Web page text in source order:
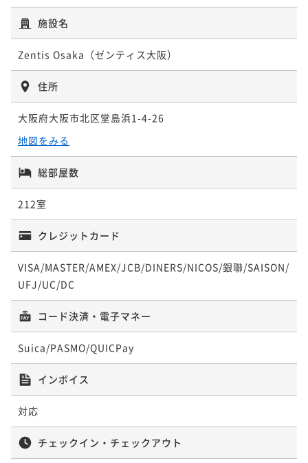
施設名
Zentis Osaka（ゼンティス大阪）
住所
大阪府大阪市北区堂島浜1-4-26
地図をみる
総部屋数
212室
クレジットカード
VISA/MASTER/AMEX/JCB/DINERS/NICOS/銀聯/SAISON/
UFJ/UC/DC
コード決済・電子マネー
Suica/PASMO/QUICPay
インボイス
対応
チェックイン・チェックアウト